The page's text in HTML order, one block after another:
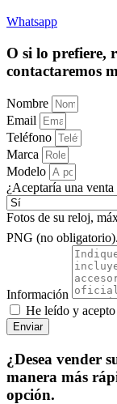
Whatsapp
O si lo prefiere,
contactaremos
Nombre
Email
Teléfono
Marca
Modelo
¿Aceptaría una venta
Fotos de su reloj,
PNG (no obligatorio).
Información
He leído y acepto
Enviar
¿Desea vender
manera más
opción.